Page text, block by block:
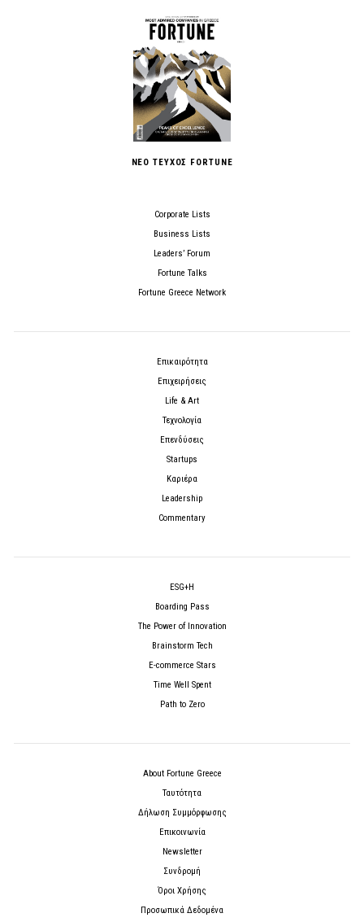
ΝΕΟ ΤΕΥΧΟΣ FORTUNE
Corporate Lists
Business Lists
Leaders’ Forum
Fortune Talks
Fortune Greece Network
Επικαιρότητα
Επιχειρήσεις
Life & Art
Τεχνολογία
Επενδύσεις
Startups
Καριέρα
Leadership
Commentary
ESG+H
Boarding Pass
The Power of Innovation
Brainstorm Tech
E-commerce Stars
Time Well Spent
Path to Zero
About Fortune Greece
Ταυτότητα
Δήλωση Συμμόρφωσης
Επικοινωνία
Newsletter
Συνδρομή
Όροι Χρήσης
Προσωπικά Δεδομένα